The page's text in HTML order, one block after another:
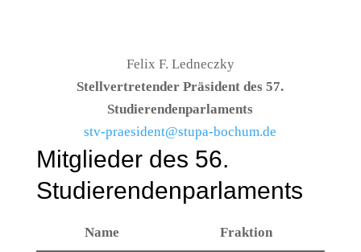
Felix F. Ledneczky
Stellvertretender Präsident des 57.
Studierendenparlaments
stv-praesident@stupa-bochum.de
Mitglieder des 56.
Studierendenparlaments
Name Fraktion